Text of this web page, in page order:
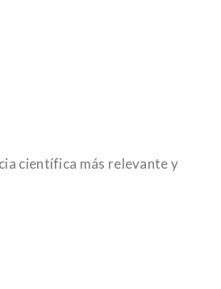
científica más relevante y